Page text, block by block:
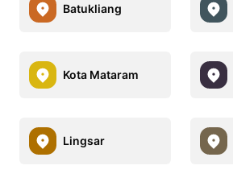
Batukliang
Kota Mataram
Lingsar